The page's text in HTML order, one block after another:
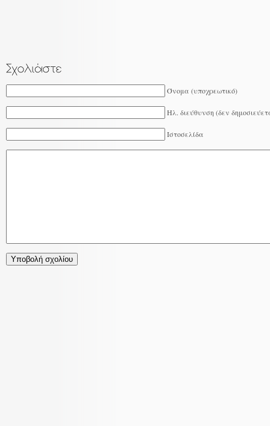
Όνομα (υποχρεωτικό)
Ηλ. διεύθυνση (δεν
Ιστοσελίδα